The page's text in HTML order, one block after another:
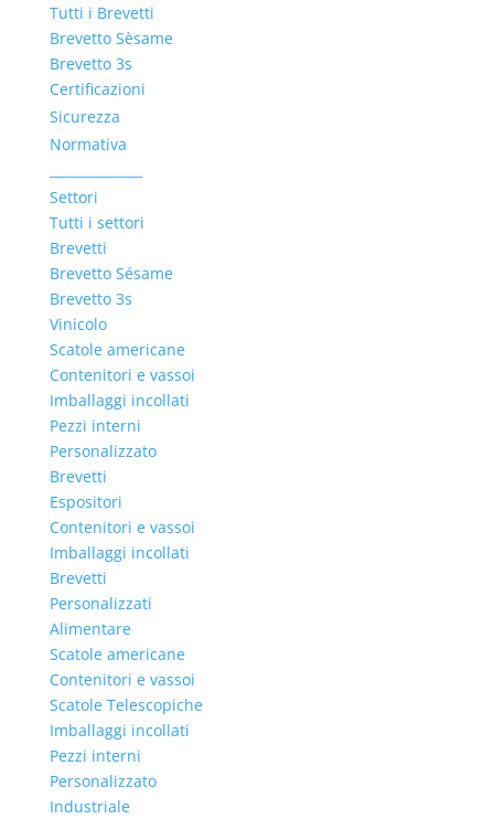
Tutti i Brevetti
Brevetto Sèsame
Brevetto 3s
Certificazioni
Sicurezza
Normativa
Settori
Tutti i settori
Brevetti
Brevetto Sésame
Brevetto 3s
Vinicolo
Scatole americane
Contenitori e vassoi
Imballaggi incollati
Pezzi interni
Personalizzato
Brevetti
Espositori
Contenitori e vassoi
Imballaggi incollati
Brevetti
Personalizzati
Alimentare
Scatole americane
Contenitori e vassoi
Scatole Telescopiche
Imballaggi incollati
Pezzi interni
Personalizzato
Industriale